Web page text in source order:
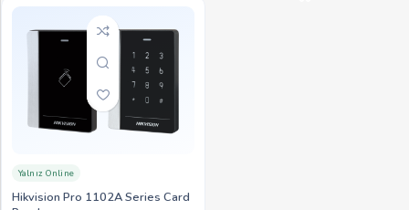
Hikvision Pro 1102A Series Card
Yalnız Online